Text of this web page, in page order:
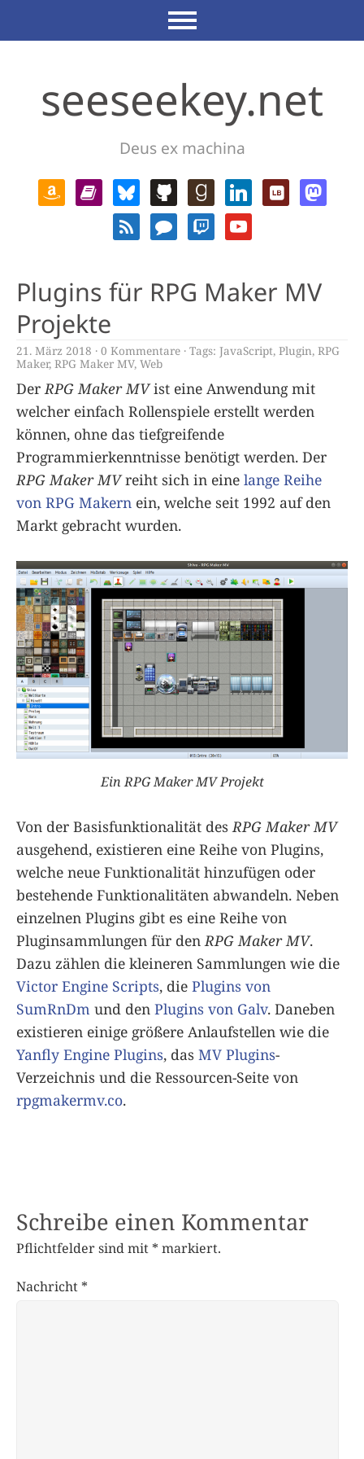
seeseekey.net
Deus ex machina
Plugins für RPG Maker MV
Projekte
21. März 2018 0 Kommentare Tags: JavaScript, Plugin, RPG
Maker, RPG Maker MV, Web
Der RPG Maker MVist eine Anwendung mit
welcher einfach Rollenspiele erstellt werden
können, ohne das tiefgreifende
Programmierkenntnisse benötigt werden. Der
RPG Maker MVreiht sich in eine lange Reihe
von RPG Makern ein, welche seit 1992 auf den
Markt gebracht wurden.
Ein RPG Maker MV Projekt
Von der Basisfunktionalität desRPG Maker MV
ausgehend, existieren eine Reihe von Plugins,
welche neue Funktionalität hinzufügen oder
bestehende Funktionalitäten abwandeln. Neben
einzelnen Plugins gibt es eine Reihe von
Pluginsammlungen für denRPG Maker MV.
Dazu zählen die kleineren Sammlungen wie die
Victor Engine Scripts, die Plugins von
SumRnDm und den Plugins von Galv. Daneben
existieren einige größere Anlaufstellen wie die
Yanfly Engine Plugins, das MV Plugins-
Verzeichnis und die Ressourcen-Seite von
rpgmakermv.co.
Schreibe einen Kommentar
Pflichtfelder sind mit * markiert.
Nachricht *